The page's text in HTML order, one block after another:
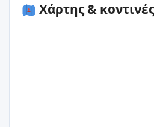
Χάρτης &